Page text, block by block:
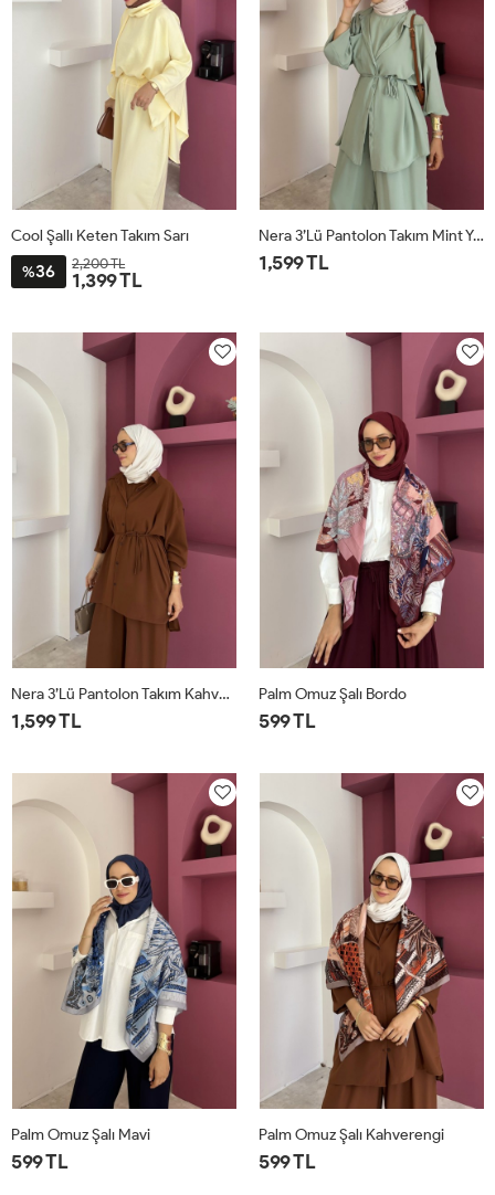
Cool Şallı Keten Takım Sarı
%36 2,200 TL
1,399 TL
Nera 3’lü Pantolon Takım Mint Yeşili
1,599 TL
Nera 3’lü Pantolon Takım Kahverengi
1,599 TL
Palm Omuz Şalı Bordo
599 TL
Palm Omuz Şalı Mavi
599 TL
Palm Omuz Şalı Kahverengi
599 TL